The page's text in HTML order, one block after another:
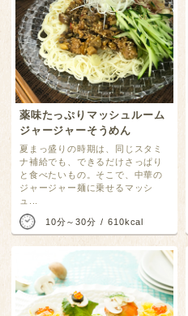
薬味たっぷりマッシュルーム
ジャージャーそうめん
夏まっ盛りの時期は、同じスタミ
ナ補給でも、できるだけさっぱり
と食べたいもの。そこで、中華の
ジャージャー麺に乗せるマッシ
ュ...
10分～30分 610kcal